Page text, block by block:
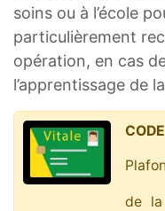
soins ou à l’école
particulièrement
opération, en cas
l’apprentissage de
de la